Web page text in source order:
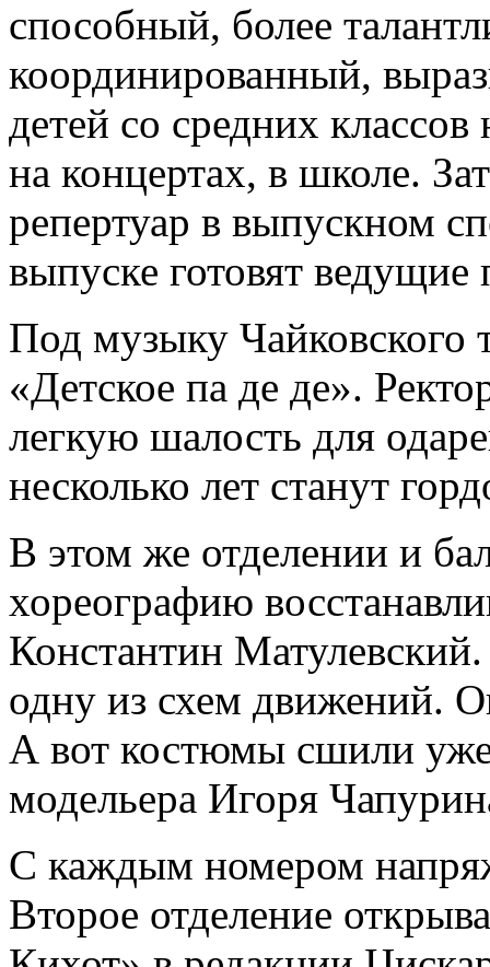
способный, более
координированный,
детей со средних
на концертах, в школе.
репертуар в выпускном
выпуске готовят ведущие
Под музыку
«Детское па де де».
легкую шалость для
несколько лет станут
В этом же отделении и
хореографию
Константин
одну из схем движений.
А вот костюмы сшили уже
модельера Игоря
С каждым номером
Второе отделение